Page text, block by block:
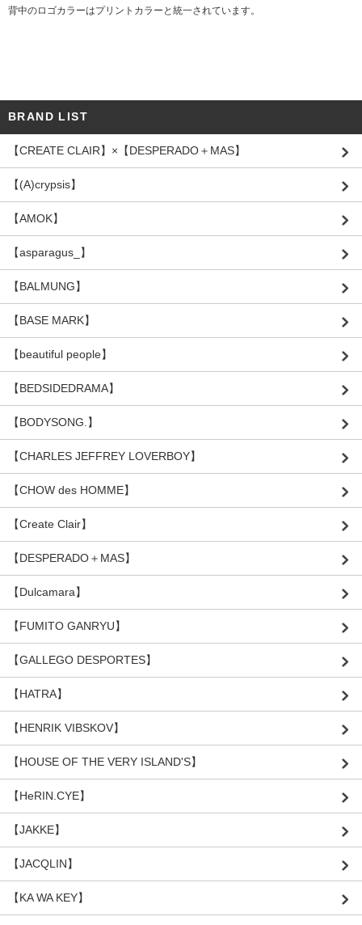
背中のロゴカラーはプリントカラーと統一されています。
BRAND LIST
【CREATE CLAIR】×【DESPERADO＋MAS】
【(A)crypsis】
【AMOK】
【asparagus_】
【BALMUNG】
【BASE MARK】
【beautiful people】
【BEDSIDEDRAMA】
【BODYSONG.】
【CHARLES JEFFREY LOVERBOY】
【CHOW des HOMME】
【Create Clair】
【DESPERADO＋MAS】
【Dulcamara】
【FUMITO GANRYU】
【GALLEGO DESPORTES】
【HATRA】
【HENRIK VIBSKOV】
【HOUSE OF THE VERY ISLAND'S】
【HeRIN.CYE】
【JAKKE】
【JACQLIN】
【KA WA KEY】